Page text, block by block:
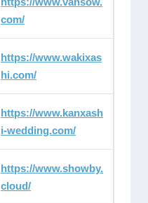
com/
https://www.wakixas
hi.com/
https://www.kanxash
i-wedding.com/
https://www.showby.
cloud/